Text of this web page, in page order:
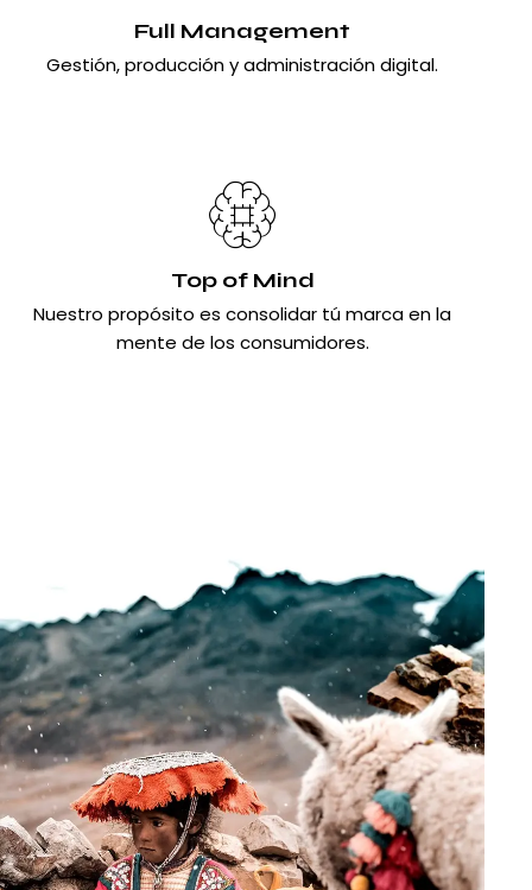
Full Management
Gestión, producción y administración digital.
Top of Mind
Nuestro propósito es consolidar tú marca en la
mente de los consumidores.